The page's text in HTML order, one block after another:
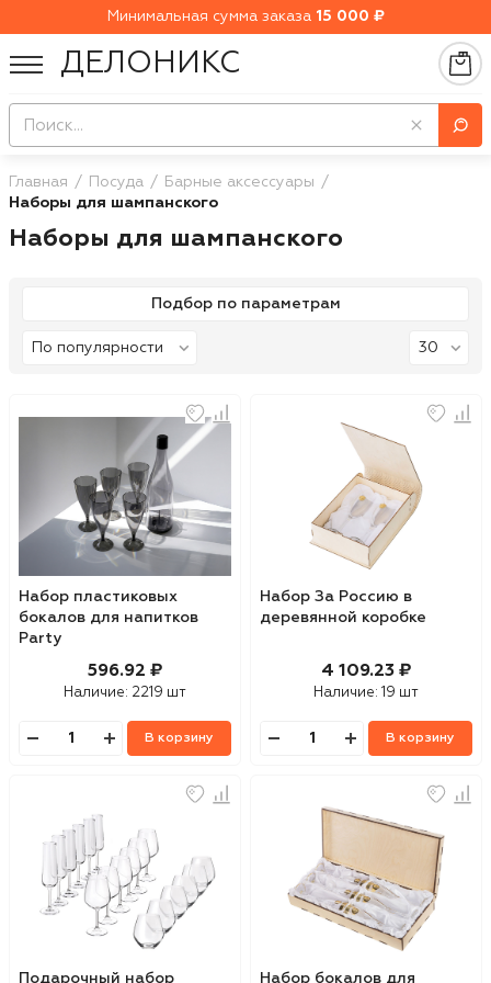
Минимальная сумма заказа 15 000 ₽
ДЕЛОНИКС
Главная Посуда
Барные аксессуары
Наборы для шампанского
Наборы для шампанского
Подбор по параметрам
Набор пластиковых
бокалов для напитков
Party
596.92 ₽
Наличие: 2219 шт
В корзину
Набор За Россию в
деревянной коробке
4 109.23 ₽
Наличие: 19 шт
В корзину
Подарочный набор Набор бокалов для